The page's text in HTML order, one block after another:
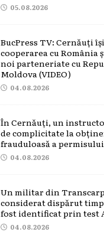
05.08.2026
BucPress TV: Cernăuți
cooperarea cu România
noi parteneriate cu
Moldova (VIDEO)
04.08.2026
În Cernăuți, un
de complicitate la
frauduloasă a
04.08.2026
Un militar din
considerat dispărut timp
fost identificat prin test
04.08.2026